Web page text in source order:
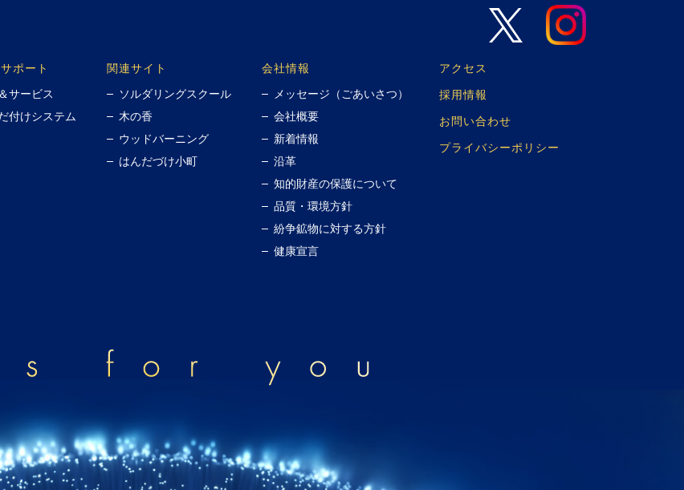
ポート
サービス
付けシステム
関連サイト
ソルダリングスクール
木の香
ウッドバーニング
はんだづけ小町
会社情報
メッセージ（ごあいさつ）
会社概要
新着情報
沿革
知的財産の保護について
品質・環境方針
紛争鉱物に対する方針
健康宣言
アクセス
採用情報
お問い合わせ
プライバシーポリシー